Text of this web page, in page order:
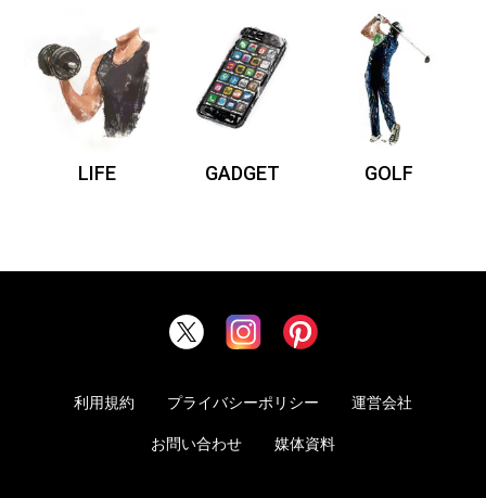
LIFE GADGET GOLF
利用規約 プライバシーポリシー 運営会社
お問い合わせ 媒体資料